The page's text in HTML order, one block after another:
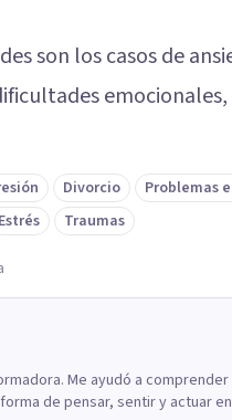
son los casos de
Divorcio
Problemas
Estrés Traumas
Me ayudó a comprender
de pensar, sentir y actuar